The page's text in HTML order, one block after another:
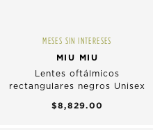
MESES SIN INTERESES
MIU MIU
Lentes oftálmicos
rectangulares negros Unisex
$8,829.00